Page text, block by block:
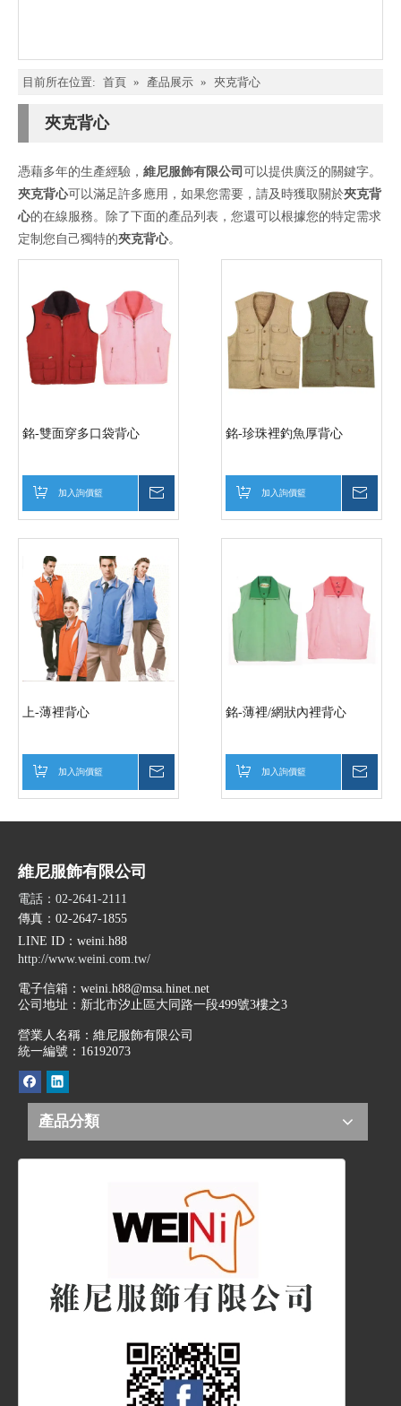
目前所在位置: 首頁 » 產品展示 » 夾克背心
夾克背心
憑藉多年的生產經驗， 維尼服飾有限公司 可以提供廣泛的關鍵字。
夾克背心可以滿足許多應用，如果您需要，請及時獲取關於夾克背
心的在線服務。除了下面的產品列表，您還可以根據您的特定需求
定制您自己獨特的夾克背心。
銘-雙面穿多口袋背心
加入詢價籃
銘-珍珠裡釣魚厚背心
加入詢價籃
上-薄裡背心
加入詢價籃
銘-薄裡/網狀內裡背心
加入詢價籃
維尼服飾有限公司
電話：02-2641-2111
傳真：02-2647-1855
LINE ID ：weini.h88
http://www.weini.com.tw/
電子信箱： weini.h88@msa.hinet.net
公司地址： 新北市汐止區大同路一段499號3樓之3
營業人名稱：維尼服飾有限公司
統一編號：16192073
產品分類